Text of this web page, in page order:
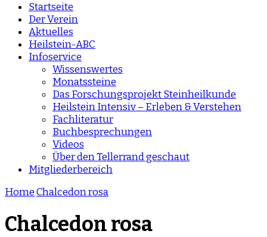
Startseite
Der Verein
Aktuelles
Heilstein-ABC
Infoservice
Wissenswertes
Monatssteine
Das Forschungsprojekt Steinheilkunde
Heilstein Intensiv – Erleben & Verstehen
Fachliteratur
Buchbesprechungen
Videos
Über den Tellerrand geschaut
Mitgliederbereich
HomeChalcedon rosa
Chalcedon rosa